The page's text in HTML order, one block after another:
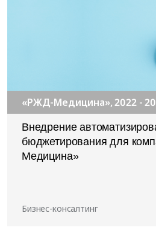
«РЖД-Медицина», 2022 -
Внедрение
бюджетирования для
Медицина»
Бизнес-консалтинг